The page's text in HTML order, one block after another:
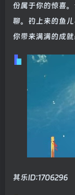
份属于你的惊喜
聊。钓上来的鱼
你带来满满的成就
其乐ID:1706296